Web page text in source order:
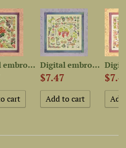
Digital embroidery chart... Digital embroidery chart...
$7.47